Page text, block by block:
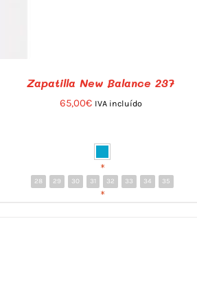
Zapatilla New Balance 237
65,00€ IVA incluído
*
28 29 30 31 32 33 34 35
*